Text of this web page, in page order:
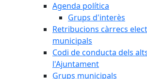
Agenda política
Grups d'interès
Retribucions càrrecs
municipals
Codi de conducta dels
l'Ajuntament
Grups municipals